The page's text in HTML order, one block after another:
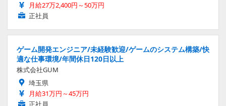
月給27万2,400円～50万円
正社員
ゲーム開発エンジニア/未経験歓迎/ゲームのシステム構築/快
適な仕事環境/年間休日120日以上
株式会社GUM
埼玉県
月給31万円～45万円